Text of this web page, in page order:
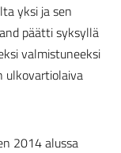
yksi ja sen
päätti syksyllä
valmistuneeksi
ulkovartiolaiva
2014 alussa